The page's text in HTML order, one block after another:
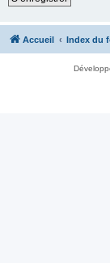
Accueil Index du